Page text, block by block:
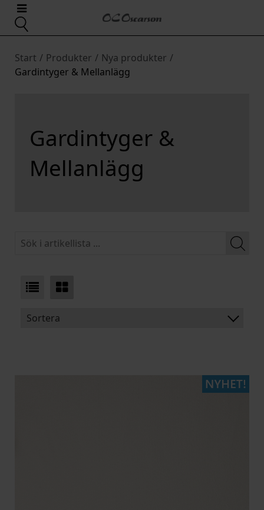
Start / Produkter / Nya produkter /
Gardintyger & Mellanlägg
Gardintyger &
Mellanlägg
Sortera